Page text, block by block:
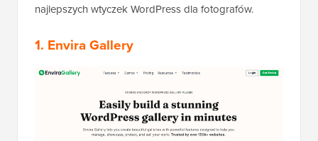
najlepszych wtyczek WordPress dla fotografów.
1. Envira Gallery